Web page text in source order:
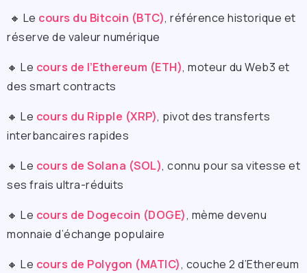
🔸 Le cours du Bitcoin (BTC), référence historique et
réserve de valeur numérique
🔸 Le cours de l’Ethereum (ETH), moteur du Web3 et
des smart contracts
🔸 Le cours du Ripple (XRP), pivot des transferts
interbancaires rapides
🔸 Le cours de Solana (SOL), connu pour sa vitesse et
ses frais ultra-réduits
🔸 Le cours de Dogecoin (DOGE), mème devenu
monnaie d’échange populaire
🔸 Le cours de Polygon (MATIC), couche 2 d’Ethereum